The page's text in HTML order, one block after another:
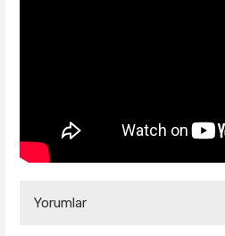
Yorumlar